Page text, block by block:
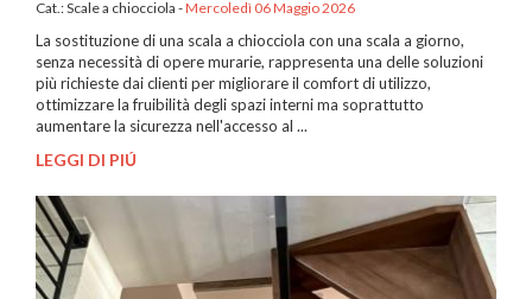
Cat.:Scale a chiocciola -Mercoledì 06 Maggio 2026
La sostituzione di una scala a chiocciola con una scala a giorno,
senza necessità di opere murarie, rappresenta una delle soluzioni
più richieste dai clienti per migliorare il comfort di utilizzo,
ottimizzare la fruibilità degli spazi interni ma soprattutto
aumentare la sicurezza nell'accesso al ...
LEGGI DI PIÚ